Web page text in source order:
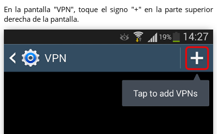
En la pantalla "VPN", toque el signo "+" en la parte superior
derecha de la pantalla.